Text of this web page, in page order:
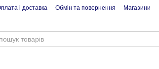
і доставка Обмін та повернення Магазини